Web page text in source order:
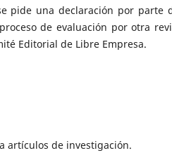
pide una declaración por parte
de evaluación por otra
Editorial de Libre Empresa.
artículos de investigación.